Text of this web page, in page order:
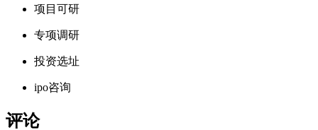
项目可研
专项调研
投资选址
ipo咨询
评论